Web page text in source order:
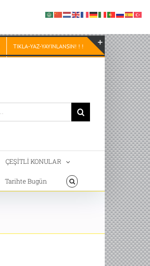
TIKLA-YAZ-YAYINLANSIN! ! !
ÇEŞİTLİ KONULAR
Tarihte Bugün
Toggle
Sliding
Bar
Area